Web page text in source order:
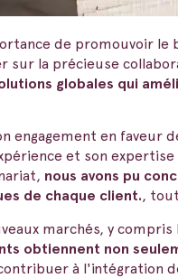
de promouvoir le
sur la précieuse
globales qui
engagement en
et son
nous avons pu
de chaque client.,
marchés, y
obtiennent non
à l'intégration